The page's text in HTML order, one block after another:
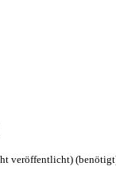
veröffentlicht)